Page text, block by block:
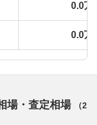
0.0万
0.0万
場・査定相場 （2